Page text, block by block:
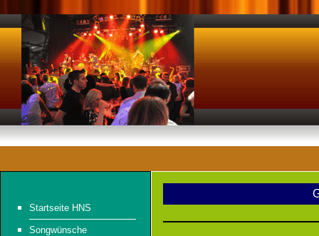
Startseite HNS
Songwünsche